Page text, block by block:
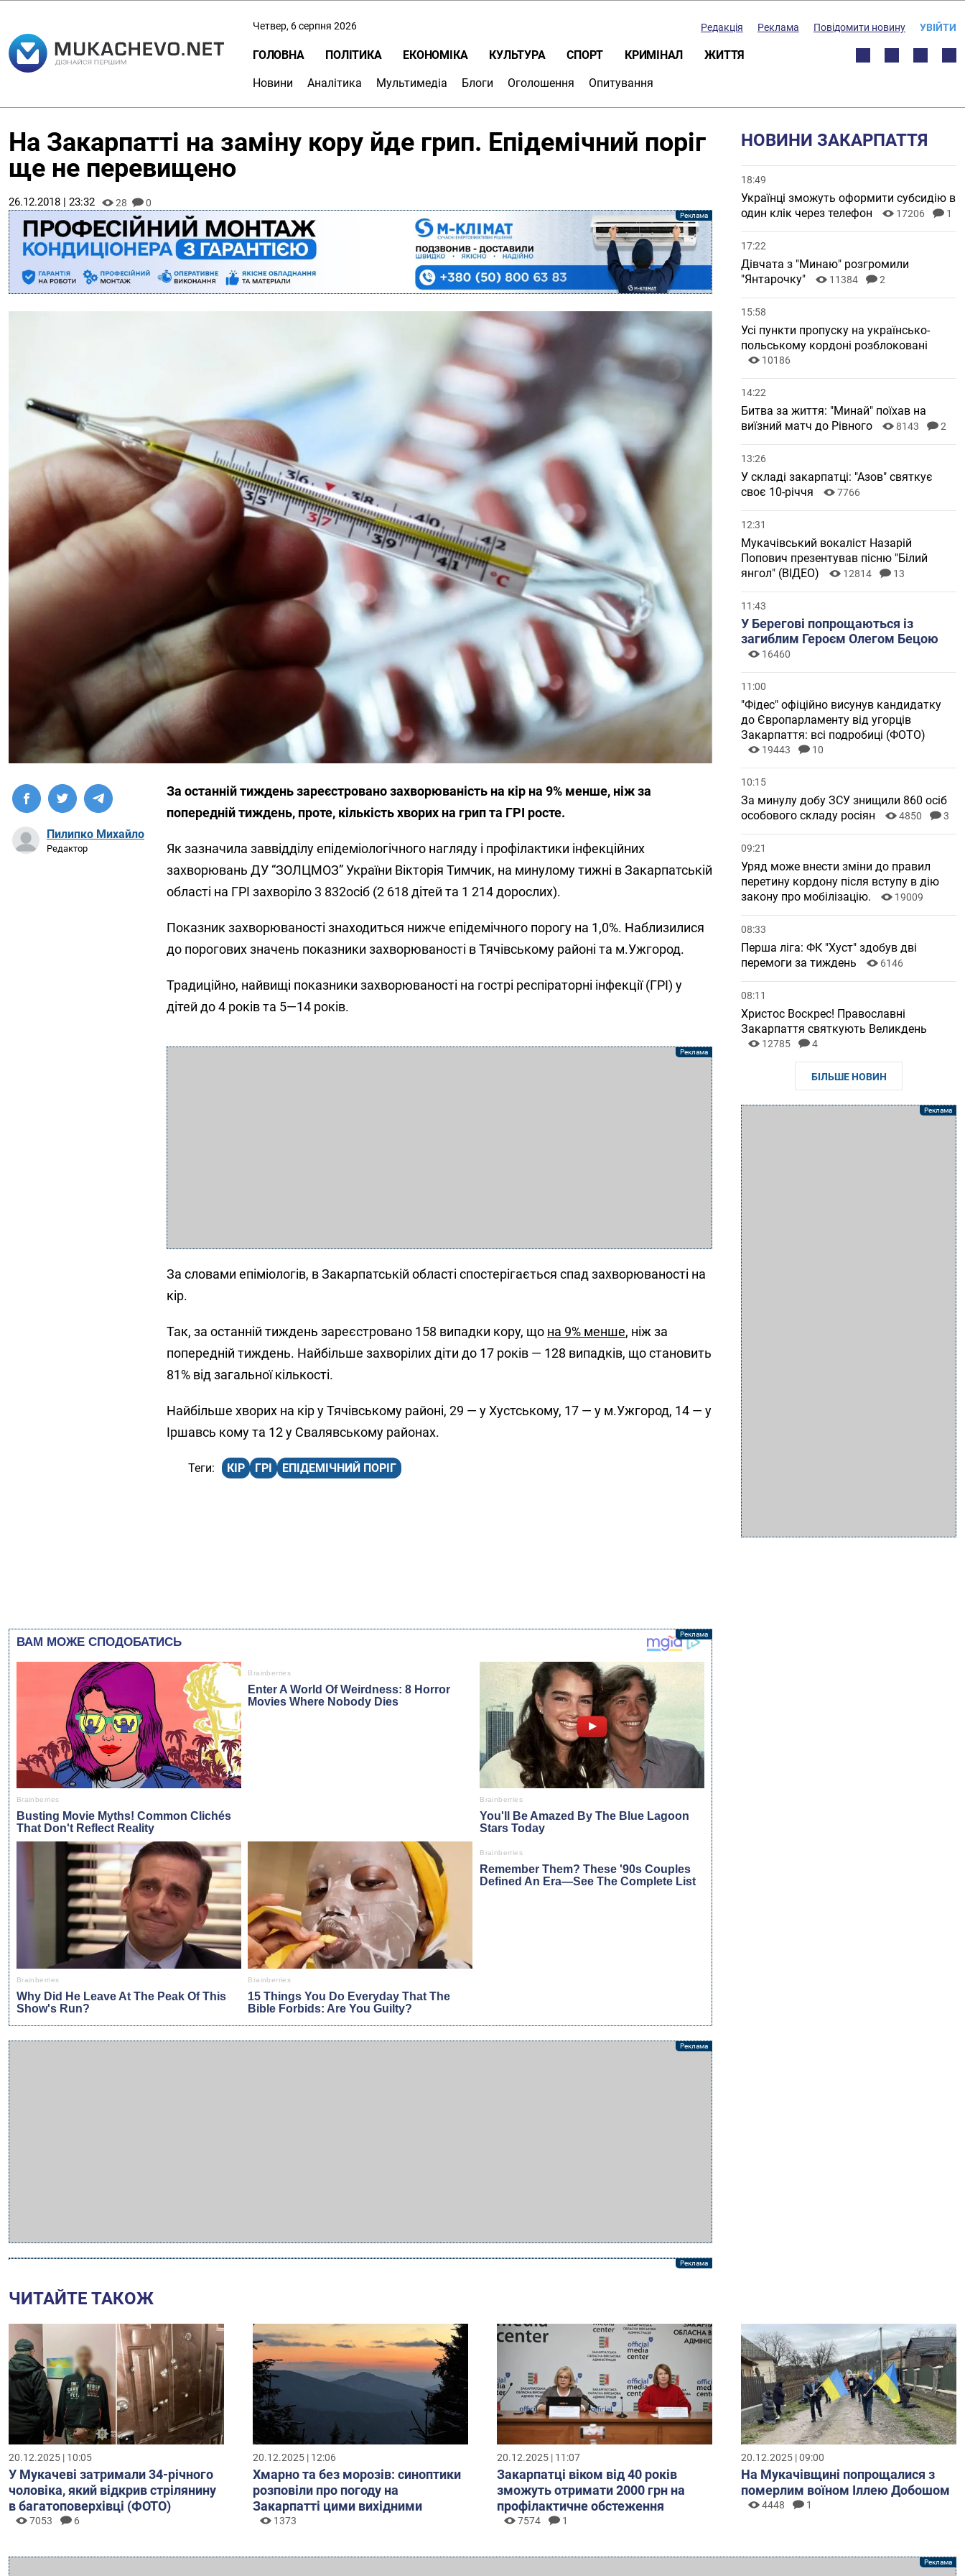
Четвер, 6 серпня 2026 Редакція Реклама Повідомити новину УВІЙТИ
ГОЛОВНА ПОЛІТИКА ЕКОНОМІКА КУЛЬТУРА СПОРТ КРИМІНАЛ ЖИТТЯ
Новини Аналітика Мультимедіа Блоги Оголошення Опитування
На Закарпатті на заміну кору йде грип. Епідемічний поріг
ще не перевищено
26.12.2018 | 23:32 28 0
Пилипко Михайло
Редактор
За останній тиждень зареєстровано захворюваність на кір на 9% менше, ніж за
попередній тиждень, проте, кількість хворих на грип та ГРІ росте.
Як зазначила заввідділу епідеміологічного нагляду і профілактики інфекційних
захворювань ДУ “ЗОЛЦМОЗ” України Вікторія Тимчик, на минулому тижні в Закарпатській
області на ГРІ захворіло 3 832осіб (2 618 дітей та 1 214 дорослих).
Показник захворюваності знаходиться нижче епідемічного порогу на 1,0%. Наблизилися
до порогових значень показники захворюваності в Тячівському районі та м.Ужгород.
Традиційно, найвищі показники захворюваності на гострі респіраторні інфекції (ГРІ) у
дітей до 4 років та 5—14 років.
За словами епіміологів, в Закарпатській області спостерігається спад захворюваності на
кір.
Так, за останній тиждень зареєстровано 158 випадки кору, що на 9% менше, ніж за
попередній тиждень. Найбільше захворілих діти до 17 років — 128 випадків, що становить
81% від загальної кількості.
Найбільше хворих на кір у Тячівському районі, 29 — у Хустському, 17 — у м.Ужгород, 14 — у
Іршавсь кому та 12 у Свалявському районах.
КІР ГРІ ЕПІДЕМІЧНИЙ ПОРІГ
НОВИНИ ЗАКАРПАТТЯ
18:49
Українці зможуть оформити субсидію в
один клік через телефон
17206 1
17:22
Дівчата з "Минаю" розгромили
"Янтарочку"
11384 2
15:58
Усі пункти пропуску на українсько-
польському кордоні розблоковані
10186
14:22
Битва за життя: "Минай" поїхав на
виїзний матч до Рівного
8143 2
13:26
У складі закарпатці: "Азов" святкує
своє 10-річчя
7766
12:31
Мукачівський вокаліст Назарій
Попович презентував пісню "Білий
янгол" (ВІДЕО)
12814 13
11:43
У Берегові попрощаються із
загиблим Героєм Олегом Бецою
16460
11:00
"Фідес" офіційно висунув кандидатку
до Європарламенту від угорців
Закарпаття: всі подробиці (ФОТО)
19443 10
10:15
За минулу добу ЗСУ знищили 860 осіб
особового складу росіян
4850 3
09:21
Уряд може внести зміни до правил
перетину кордону після вступу в дію
закону про мобілізацію.
19009
08:33
Перша ліга: ФК "Хуст" здобув дві
перемоги за тиждень
6146
08:11
Христос Воскрес! Православні
Закарпаття святкують Великдень
12785 4
БІЛЬШЕ НОВИН
ЧИТАЙТЕ ТАКОЖ
20.12.2025 | 10:05
У Мукачеві затримали 34-річного
чоловіка, який відкрив стрілянину
в багатоповерхівці (ФОТО)
7053 6
20.12.2025 | 12:06
Хмарно та без морозів: синоптики
розповіли про погоду на
Закарпатті цими вихідними
1373
20.12.2025 | 11:07
Закарпатці віком від 40 років
зможуть отримати 2000 грн на
профілактичне обстеження
7574 1
20.12.2025 | 09:00
На Мукачівщині попрощалися з
померлим воїном Іллею Добошом
4448 1